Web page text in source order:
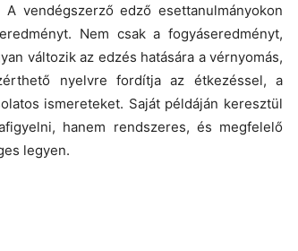
A vendégszerző edző esettanulmányokon
Nem csak a fogyáseredményt,
változik az edzés hatására a vérnyomás,
nyelvre fordítja az étkezéssel, a
ismereteket. Saját példáján keresztül
hanem rendszeres, és megfelelő
legyen.